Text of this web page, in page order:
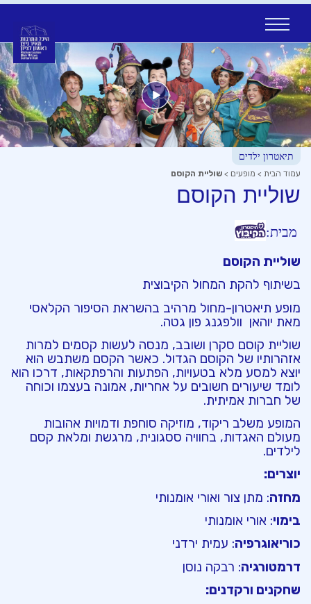
Skip
to
content
תיאטרון ילדים
עמוד הבית > מופעים > שוליית הקוסם
שוליית הקוסם
מבית:
שוליית הקוסם
בשיתוף להקת המחול הקיבוצית
מופע תיאטרון-מחול מרהיב בהשראת הסיפור הקלאסי
מאת יוהאן וולפגנג פון גטה.
שוליית קוסם סקרן ושובב, מנסה לעשות קסמים למרות
אזהרותיו של הקוסם הגדול. כאשר הקסם משתבש הוא
יוצא למסע מלא בטעויות, הפתעות והרפתקאות, דרכו הוא
לומד שיעורים חשובים על אחריות, אמונה בעצמו וכוחה
של חברות אמיתית.
המופע משלב ריקוד, מוזיקה סוחפת ודמויות אהובות
מעולם האגדות, בחוויה ססגונית, מרגשת ומלאת קסם
לילדים.
יוצרים:
מחזה: מתן צור ואורי אומנותי
בימוי: אורי אומנותי
כוריאוגרפיה: עמית ירדני
דרמטורגיה: רבקה נוסן
שחקנים ורקדנים: